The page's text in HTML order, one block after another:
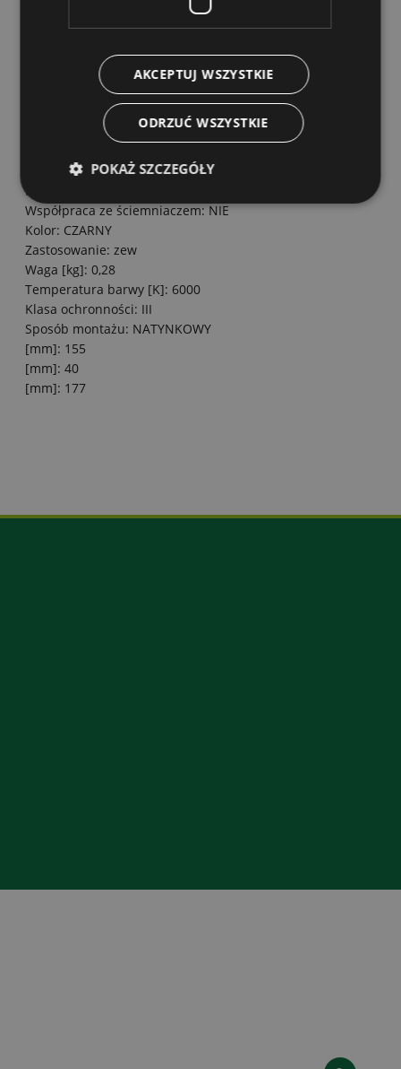
Strumień świetlny [lm]: 200
Wymiary [mm]: 145x175x30
Kąt świecenia [st.]: 110
Klasa szczelności: IP65
Żywotność [h]: 17000
Zakres temperatur [st.C]: -20/+40
Materiał: Tworzywo sztuczne+Szkło
Współpraca ze ściemniaczem: NIE
Kolor: CZARNY
Zastosowanie: zew
Waga [kg]: 0,28
Temperatura barwy [K]: 6000
Klasa ochronności: III
Sposób montażu: NATYNKOWY
[mm]: 155
[mm]: 40
[mm]: 177
AKCEPTUJ WSZYSTKIE
ODRZUĆ WSZYSTKIE
POKAŻ SZCZEGÓŁY